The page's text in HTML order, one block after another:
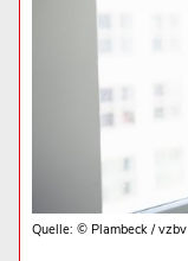
Quelle: © Plambeck / vzbv